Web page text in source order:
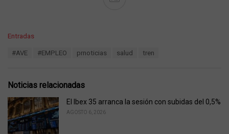
C
o
r
i
e
s
Entradas
:
#AVE #EMPLEO prnoticias salud tren
Noticias relacionadas
El Ibex 35 arranca la sesión con subidas del 0,5%
AGOSTO 6, 2026